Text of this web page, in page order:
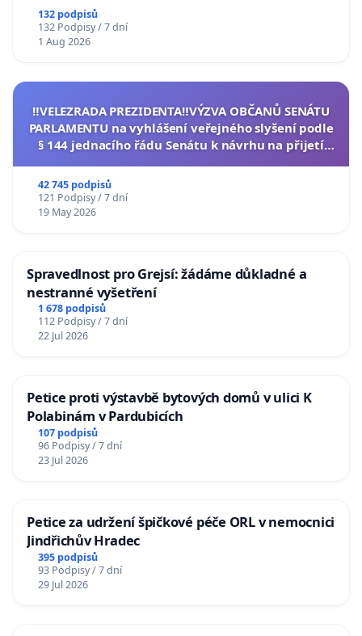
132 podpisů
132 Podpisy / 7 dní
1 Aug 2026
‼️VELEZRADA PREZIDENTA‼️VÝZVA OBČANŮ SENÁTU
PARLAMENTU na vyhlášení veřejného slyšení podle
§ 144 jednacího řádu Senátu k návrhu na přijetí
42 745 podpisů
121 Podpisy / 7 dní
19 May 2026
Spravedlnost pro Grejsí: žádáme důkladné a
nestranné vyšetření
1 678 podpisů
112 Podpisy / 7 dní
22 Jul 2026
Petice proti výstavbě bytových domů v ulici K
Polabinám v Pardubicích
107 podpisů
96 Podpisy / 7 dní
23 Jul 2026
Petice za udržení špičkové péče ORL v nemocnici
Jindřichův Hradec
395 podpisů
93 Podpisy / 7 dní
29 Jul 2026